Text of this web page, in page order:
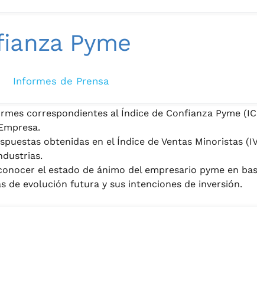
Pyme
Informes de Prensa
correspondientes al Índice de Confianza Pyme
obtenidas en el Índice de Ventas Minoristas
el estado de ánimo del empresario pyme en
de evolución futura y sus intenciones de inversión.